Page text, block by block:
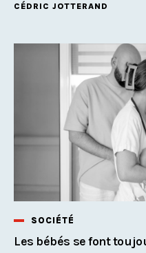
CÉDRIC JOTTERAND
SOCIÉTÉ
Les bébés se font